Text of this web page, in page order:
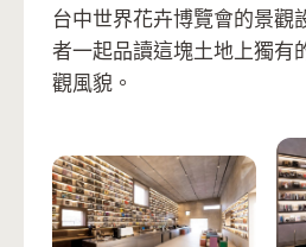
台中世界花卉博覽會的景觀
者一起品讀這塊土地上獨有
觀風貌。